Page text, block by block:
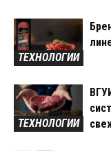
ТЕХНОЛОГИИ
ТЕХНОЛОГИИ